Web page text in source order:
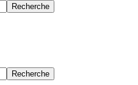
Recherche
Recherche